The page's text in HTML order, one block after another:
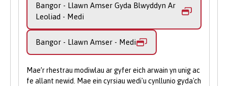
allwch wneud cais trwy UCAS i
dealltwriaeth pwnc-benodol, a rhoi i chi
sgiliau gwerthfawr i gasglu a dadansoddi
data. Maent hefyd yn rhoi profiad byd go
iawn i chi gan gyfrannu at brojectau
gwyddonol sydd ar flaen y gad wrth fynd i'r
afael â'r problemau sy'n wynebu'r byd
naturiol o'n cwmpas. Efallai y cewch y dasg
Bangor - Llawn Amser Gyda Blwyddyn Ar
Leoliad - Medi
Bangor - Llawn Amser - Medi
Mae’r rhestrau modiwlau ar gyfer eich arwain yn unig ac
fe allant newid. Mae ein cyrsiau wedi'u cynllunio gyda'ch